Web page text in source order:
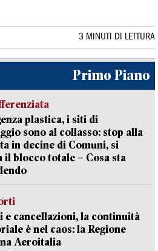
3 MINUTI DI LETTURA
Primo Piano
plastica, i siti di
sono al collasso: stop alla
in decine di Comuni, si
il blocco totale – Cosa sta
e cancellazioni, la continuità
è nel caos: la Regione
Aeroitalia